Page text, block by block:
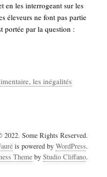
en les interrogeant sur les
éleveurs ne font pas partie
portée par la question :
les inégalités
Some Rights Reserved.
is powered by WordPress.
Theme by Studio Cliffano.